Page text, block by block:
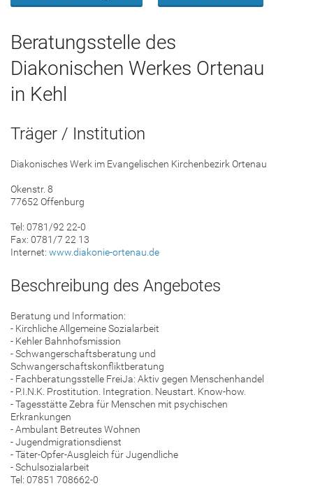
Beratungsstelle des
Diakonischen Werkes Ortenau
in Kehl
Träger / Institution
Diakonisches Werk im Evangelischen Kirchenbezirk Ortenau
Okenstr. 8
77652 Offenburg
Tel: 0781/92 22-0
Fax: 0781/7 22 13
Internet: www.diakonie-ortenau.de
Beschreibung des Angebotes
Beratung und Information:
- Kirchliche Allgemeine Sozialarbeit
- Kehler Bahnhofsmission
- Schwangerschaftsberatung und
Schwangerschaftskonfliktberatung
- Fachberatungsstelle FreiJa: Aktiv gegen Menschenhandel
- P.I.N.K. Prostitution. Integration. Neustart. Know-how.
- Tagesstätte Zebra für Menschen mit psychischen
Erkrankungen
- Ambulant Betreutes Wohnen
- Jugendmigrationsdienst
- Täter-Opfer-Ausgleich für Jugendliche
- Schulsozialarbeit
Tel: 07851 708662-0